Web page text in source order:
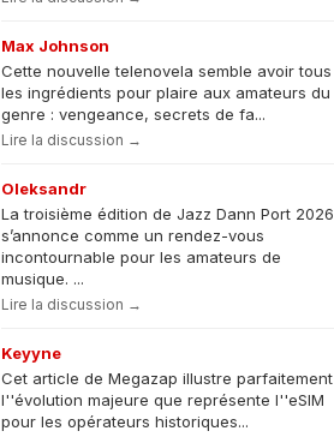
Max Johnson
Cette nouvelle telenovela semble avoir tous
les ingrédients pour plaire aux amateurs du
genre : vengeance, secrets de fa...
Lire la discussion →
Oleksandr
La troisième édition de Jazz Dann Port 2026
s’annonce comme un rendez-vous
incontournable pour les amateurs de
musique. ...
Lire la discussion →
Keyyne
Cet article de Megazap illustre parfaitement
l''évolution majeure que représente l''eSIM
pour les opérateurs historiques...